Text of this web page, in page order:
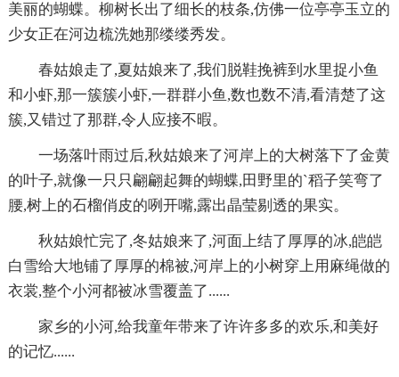
美丽的蝴蝶。柳树长出了细长的枝条,仿佛一位亭亭玉立的
少女正在河边梳洗她那缕缕秀发。
春姑娘走了,夏姑娘来了,我们脱鞋挽裤到水里捉小鱼
和小虾,那一簇簇小虾,一群群小鱼,数也数不清,看清楚了这
簇,又错过了那群,令人应接不暇。
一场落叶雨过后,秋姑娘来了河岸上的大树落下了金黄
的叶子,就像一只只翩翩起舞的蝴蝶,田野里的`稻子笑弯了
腰,树上的石榴俏皮的咧开嘴,露出晶莹剔透的果实。
秋姑娘忙完了,冬姑娘来了,河面上结了厚厚的冰,皑皑
白雪给大地铺了厚厚的棉被,河岸上的小树穿上用麻绳做的
衣裳,整个小河都被冰雪覆盖了......
家乡的小河,给我童年带来了许许多多的欢乐,和美好
的记忆......